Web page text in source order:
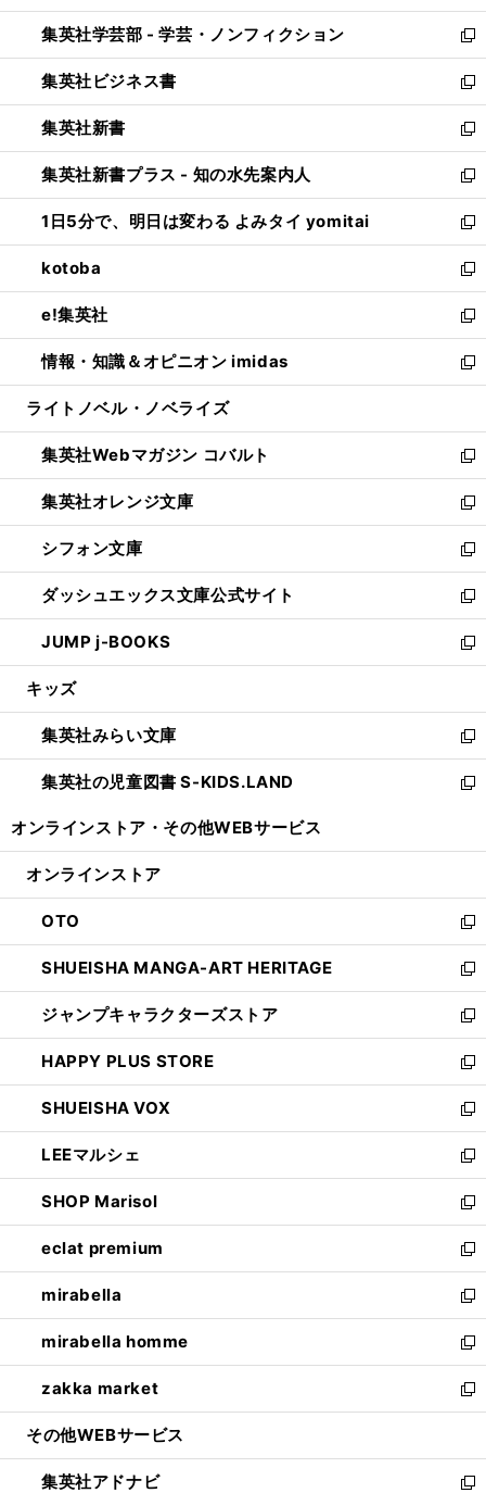
開
く
ウ
で
開
く
ン
ド
ウ
で
開
く
ウ
ィ
ン
ド
ウ
で
開
く
集英社学芸部 - 学芸・ノンフィクション
新
し
い
ウ
ィ
ン
ド
ウ
で
開
く
集英社ビジネス書
新
し
い
ウ
ィ
ン
ド
ウ
で
開
く
集英社新書
新
し
い
ウ
ィ
ン
ド
ウ
で
開
く
集英社新書プラス - 知の水先案内人
新
し
い
ウ
ィ
ン
ド
ウ
で
開
1日5分で、明日は変わる よみタイ yomitai
新
し
い
ウ
ィ
ン
ド
ウ
開
く
kotoba
新
し
い
ウ
ィ
ン
ウ
で
開
く
e!集英社
新
し
い
ウ
ン
ド
ウ
で
開
く
情報・知識＆オピニオン imidas
新
し
ウ
ィ
ン
ド
ウ
で
開
く
ライトノベル・ノベライズ
集英社Webマガジン コバルト
新
し
い
ウ
ィ
ン
ド
ウ
で
開
集英社オレンジ文庫
新
し
い
ウ
ィ
ン
ド
ウ
開
く
シフォン文庫
新
し
い
ウ
ィ
ン
ウ
で
開
く
ダッシュエックス文庫公式サイト
新
し
い
ウ
ン
ド
ウ
で
JUMP j-BOOKS
新
し
ウ
ィ
ン
ド
開
キッズ
集英社みらい文庫
新
し
い
ン
ウ
で
開
く
集英社の児童図書 S-KIDS.LAND
新
ウ
ン
ド
ウ
で
開
く
オンラインストア・ その他WEBサービス
オンラインストア
OTO
新
し
い
ウ
ィ
ン
ド
ウ
で
開
く
SHUEISHA MANGA-ART HERITAGE
新
し
い
ウ
ィ
ン
ド
ウ
で
開
く
ジャンプキャラクターズストア
新
し
い
ウ
ィ
ン
ド
ウ
で
開
く
HAPPY PLUS STORE
新
し
い
ウ
ィ
ン
ド
ウ
で
開
く
SHUEISHA VOX
新
し
い
ウ
ィ
ン
ド
ウ
で
開
く
LEEマルシェ
新
し
い
ウ
ィ
ン
ド
ウ
で
開
く
SHOP Marisol
新
し
い
ウ
ィ
ン
ド
ウ
で
開
eclat premium
新
し
い
ウ
ィ
ン
ド
ウ
開
く
mirabella
新
し
い
ウ
ィ
ン
ウ
で
mirabella homme
新
し
い
ウ
ン
ド
zakka market
新
し
ウ
ィ
その他WEBサービス
集英社アドナビ 新